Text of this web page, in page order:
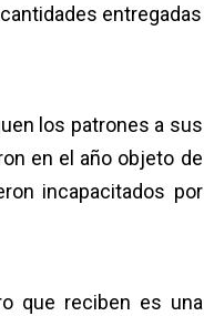
entregadas
los patrones a sus
en el año objeto de
incapacitados por
que reciben es una